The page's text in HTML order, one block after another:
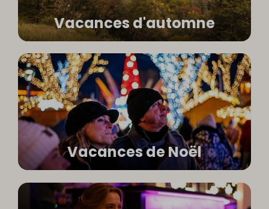
Vacances d'automne
Vacances de Noël